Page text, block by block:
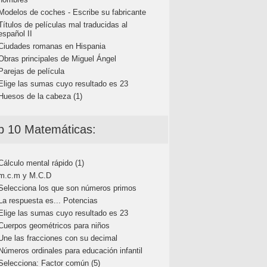
de coches - Escribe su fabricante
de películas mal traducidas al
II
romanas en Hispania
principales de Miguel Ángel
de película
las sumas cuyo resultado es 23
de la cabeza (1)
10 Matemáticas:
mental rápido (1)
y M.C.D
los que son números primos
respuesta es... Potencias
las sumas cuyo resultado es 23
geométricos para niños
las fracciones con su decimal
ordinales para educación infantil
Factor común (5)